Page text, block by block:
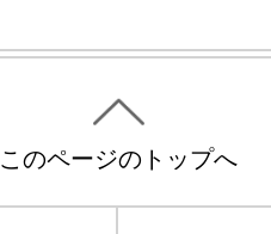
このページのトップへ